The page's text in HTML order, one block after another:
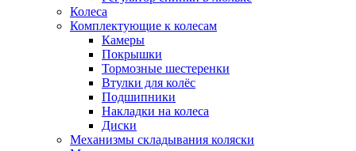
Колеса
Комплектующие к колесам
Камеры
Покрышки
Тормозные шестеренки
Втулки для колёс
Подшипники
Накладки на колеса
Диски
Механизмы складывания коляски